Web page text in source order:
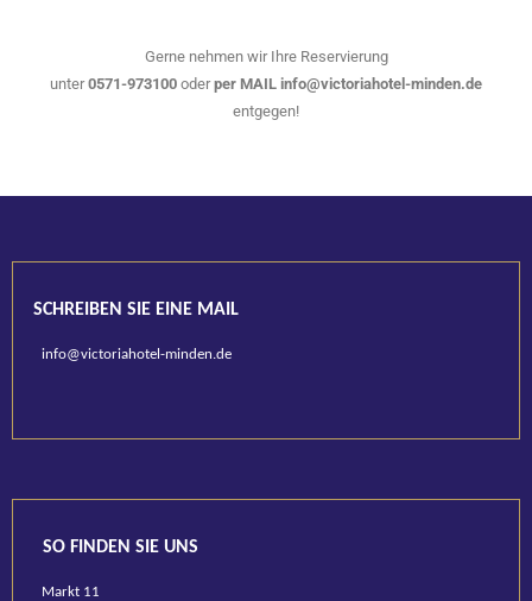
Gerne nehmen wir Ihre Reservierung
unter0571-973100 oderper MAIL info@victoriahotel-minden.de
entgegen!
SCHREIBEN SIE EINE MAIL
info@victoriahotel-minden.de
SO FINDEN SIE UNS
Markt 11